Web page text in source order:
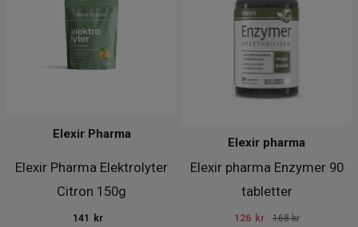
Elexir Pharma Elektrolyter
Citron 150g
Elexir Pharma
141 kr
Elexir pharma Enzymer 90
tabletter
Elexir pharma
126 kr 168 kr